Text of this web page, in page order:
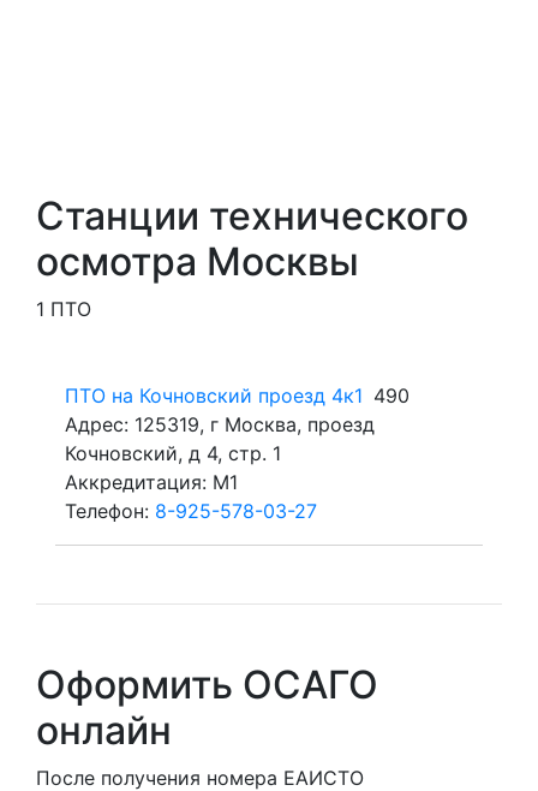
Станции технического
осмотра Москвы
1 ПТО
ПТО на Кочновский проезд 4к1 490
Адрес: 125319, г Москва, проезд
Кочновский, д 4, стр. 1
Аккредитация: M1
Телефон: 8-925-578-03-27
Оформить ОСАГО
онлайн
После получения номера ЕАИСТО